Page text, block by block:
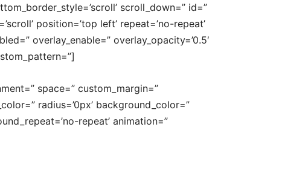
scroll_down=” id=”
position=’top left’ repeat=’no-repeat’
overlay_enable=” overlay_opacity=’0.5′
space=” custom_margin=”
radius=’0px’ background_color=”
repeat’ animation=”